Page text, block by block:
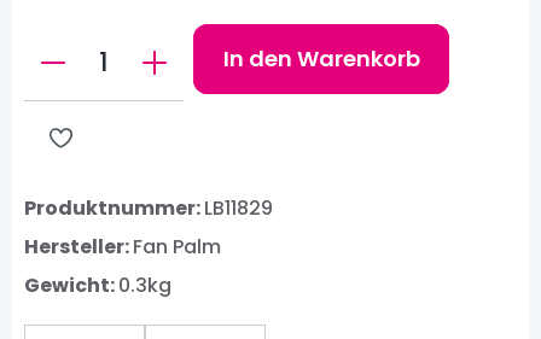
Produkt Anzahl: Gib den
In den Warenkorb
Produktnummer:LB11829
Hersteller:Fan Palm
Gewicht:0.3kg